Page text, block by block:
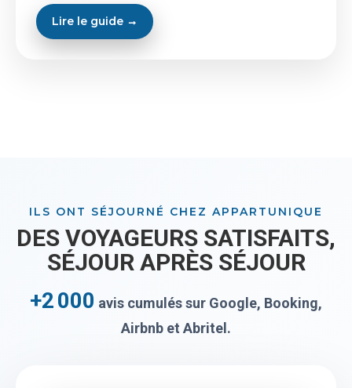
Lire le guide →
ILS ONT SÉJOURNÉ CHEZ APPARTUNIQUE
DES VOYAGEURS SATISFAITS,
SÉJOUR APRÈS SÉJOUR
+2 000 avis cumulés sur Google, Booking,
Airbnb et Abritel.